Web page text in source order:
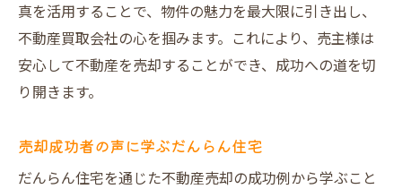
真を活用することで、物件の魅力を最大限に引き出し、
不動産買取会社の心を掴みます。これにより、売主様は
安心して不動産を売却することができ、成功への道を切
り開きます。
売却成功者の声に学ぶだんらん住宅
だんらん住宅を通じた不動産売却の成功例から学ぶこと